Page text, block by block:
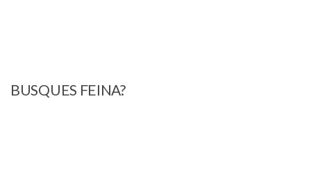
BUSQUES FEINA?